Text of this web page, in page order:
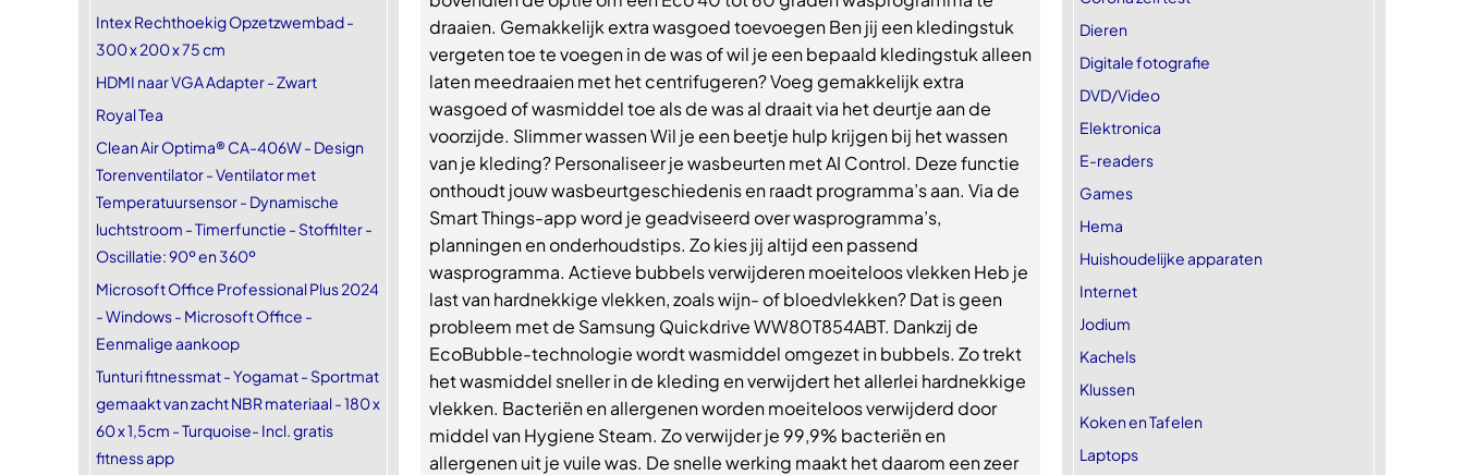
Intex Rechthoekig Opzetzwembad -
300 x 200 x 75 cm
HDMI naar VGA Adapter - Zwart
Royal Tea
Clean Air Optima® CA-406W - Design
Torenventilator - Ventilator met
Temperatuursensor - Dynamische
luchtstroom - Timerfunctie - Stoffilter -
Oscillatie: 90º en 360º
Microsoft Office Professional Plus 2024
- Windows - Microsoft Office -
Eenmalige aankoop
Tunturi fitnessmat - Yogamat - Sportmat
gemaakt van zacht NBR materiaal - 180 x
60 x 1,5cm - Turquoise- Incl. gratis
fitness app
draaien. Gemakkelijk extra wasgoed toevoegen Ben jij een kledingstuk
vergeten toe te voegen in de was of wil je een bepaald kledingstuk alleen
laten meedraaien met het centrifugeren? Voeg gemakkelijk extra
wasgoed of wasmiddel toe als de was al draait via het deurtje aan de
voorzijde. Slimmer wassen Wil je een beetje hulp krijgen bij het wassen
van je kleding? Personaliseer je wasbeurten met AI Control. Deze functie
onthoudt jouw wasbeurtgeschiedenis en raadt programma’s aan. Via de
Smart Things-app word je geadviseerd over wasprogramma’s,
planningen en onderhoudstips. Zo kies jij altijd een passend
wasprogramma. Actieve bubbels verwijderen moeiteloos vlekken Heb je
last van hardnekkige vlekken, zoals wijn- of bloedvlekken? Dat is geen
probleem met de Samsung Quickdrive WW80T854ABT. Dankzij de
EcoBubble-technologie wordt wasmiddel omgezet in bubbels. Zo trekt
het wasmiddel sneller in de kleding en verwijdert het allerlei hardnekkige
vlekken. Bacteriën en allergenen worden moeiteloos verwijderd door
middel van Hygiene Steam. Zo verwijder je 99,9% bacteriën en
allergenen uit je vuile was. De snelle werking maakt het daarom een zeer
Dieren
Digitale fotografie
DVD/Video
Elektronica
E-readers
Games
Hema
Huishoudelijke apparaten
Internet
Jodium
Kachels
Klussen
Koken en Tafelen
Laptops